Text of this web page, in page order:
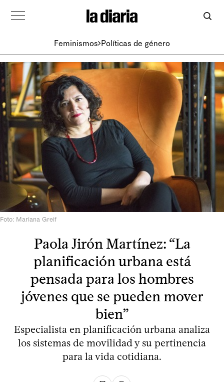
Feminismos Políticas de género
Foto: Mariana Greif
Paola Jirón Martínez: “La
planificación urbana está
pensada para los hombres
jóvenes que se pueden mover
bien”
Especialista en planificación urbana analiza
los sistemas de movilidad y su pertinencia
para la vida cotidiana.